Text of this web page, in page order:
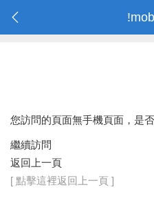
您訪問的頁面無手機頁面，是
繼續訪問
返回上一頁
[ 點擊這裡返回上一頁 ]